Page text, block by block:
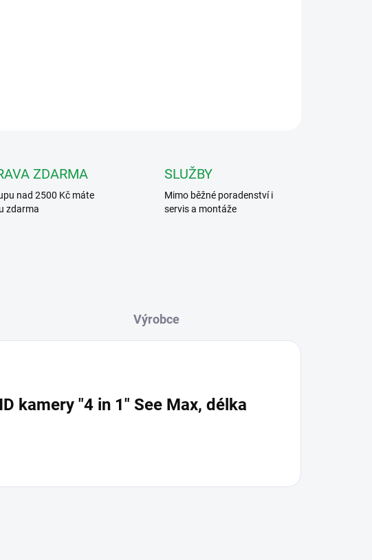
ZDARMA
nad 2500 Kč máte
zdarma
SLUŽBY
Mimo běžné poradenství i
servis a montáže
kamery "4 in 1" See Max, délka